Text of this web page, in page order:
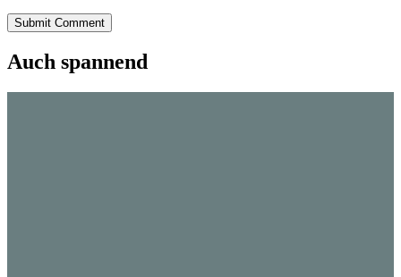
Submit Comment
Auch spannend